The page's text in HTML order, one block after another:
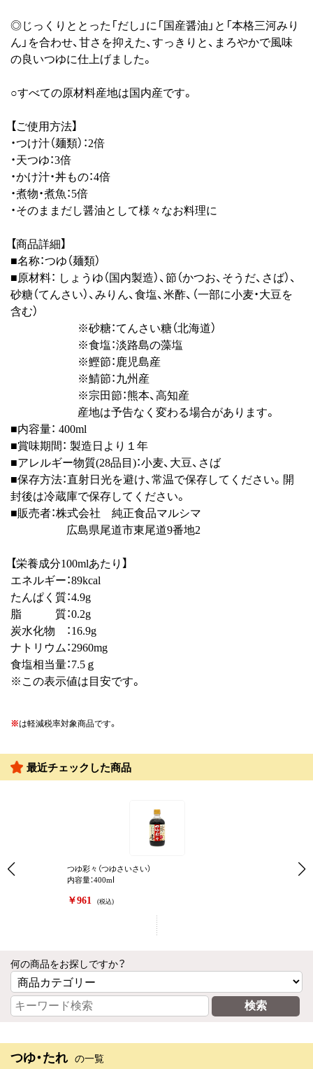
◎じっくりととった「だし」に「国産醤油」と「本格三河みり
ん」を合わせ、甘さを抑えた、すっきりと、まろやかで風味
の良いつゆに仕上げました。
○すべての原材料産地は国内産です。
【ご使用方法】
・つけ汁（麺類）：2倍
・天つゆ：3倍
・かけ汁・丼もの：4倍
・煮物・煮魚：5倍
・そのままだし醤油として様々なお料理に
【商品詳細】
■名称：つゆ（麺類）
■原材料： しょうゆ（国内製造）、節（かつお、そうだ、さば）、
砂糖（てんさい）、みりん、食塩、米酢、（一部に小麦・大豆を
含む）
※砂糖：てんさい糖（北海道）
※食塩：淡路島の藻塩
※鰹節：鹿児島産
※鯖節：九州産
※宗田節：熊本、高知産
産地は予告なく変わる場合があります。
■内容量： 400ml
■賞味期間： 製造日より１年
■アレルギー物質(28品目)：小麦、大豆、さば
■保存方法：直射日光を避け、常温で保存してください。開
封後は冷蔵庫で保存してください。
■販売者：株式会社 純正食品マルシマ
広島県尾道市東尾道9番地2
【栄養成分100mlあたり】
エネルギー：89kcal
たんぱく質：4.9g
脂 質：0.2g
炭水化物 ：16.9g
ナトリウム：2960mg
食塩相当量：7.5ｇ
※この表示値は目安です。
※は軽減税率対象商品です。
最近チェックした商品
つゆ彩々（つゆさいさい）
内容量：400mⅼ
￥961 (税込)
何の商品をお探しですか？
つゆ・たれ の一覧